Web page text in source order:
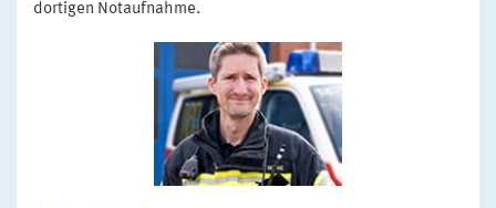
dortigen Notaufnahme.